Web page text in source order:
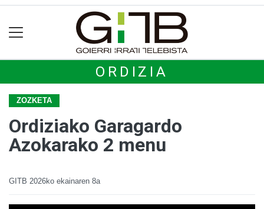
ORDIZIA
ZOZKETA
Ordiziako Garagardo
Azokarako 2 menu
GITB 2026ko ekainaren 8a